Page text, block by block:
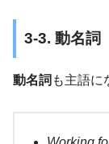
3-3. 動名詞
動名詞 も主語に